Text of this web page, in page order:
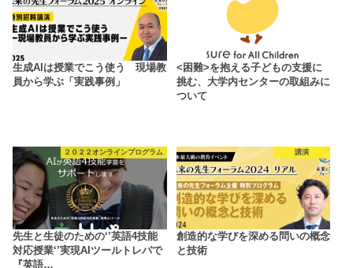
生成AIは授業でこう使う 現場教
員から学ぶ「実践事例」
<困難>を抱える子どもの支援に
挑む、大学内センターの取組みに
ついて
２０２２オンラインプログラム
先生と生徒のための‘’英語4技能
対応授業‘’実現AIツールトレパで
『英語…
講演
創造的な学びを深める問いの概念
と技術